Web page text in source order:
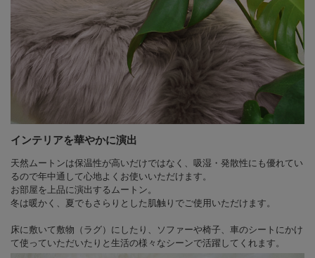
インテリアを華やかに演出
天然ムートンは保温性が高いだけではなく、吸湿・発散性にも優れてい
るので年中通して心地よくお使いいただけます。
お部屋を上品に演出するムートン。
冬は暖かく、夏でもさらりとした肌触りでご使用いただけます。
床に敷いて敷物（ラグ）にしたり、ソファーや椅子、車のシートにかけ
て使っていただいたりと生活の様々なシーンで活躍してくれます。